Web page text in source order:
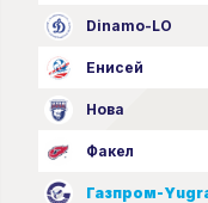
Dinamo-LO
Енисей
Нова
Факел
Газпром-